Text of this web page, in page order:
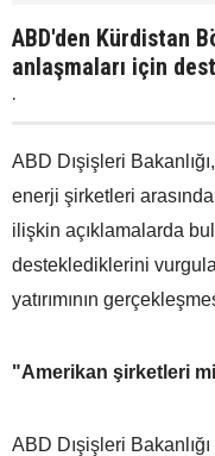
ABD'den Kürdistan
anlaşmaları için
.
ABD Dışişleri
enerji şirketleri
ilişkin açıklamalarda
desteklediklerini
yatırımının
"Amerikan şirketleri
ABD Dışişleri